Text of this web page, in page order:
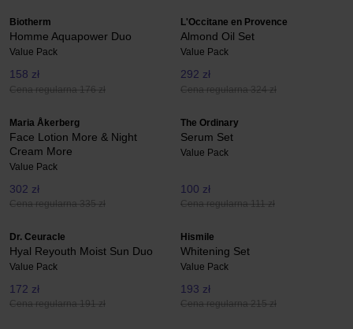
Biotherm
Homme Aquapower Duo
Value Pack
158 zł
Cena regularna 176 zł
L'Occitane en Provence
Almond Oil Set
Value Pack
292 zł
Cena regularna 324 zł
Maria Åkerberg
Face Lotion More & Night
Cream More
Value Pack
302 zł
Cena regularna 335 zł
The Ordinary
Serum Set
Value Pack
100 zł
Cena regularna 111 zł
Dr. Ceuracle
Hyal Reyouth Moist Sun Duo
Value Pack
172 zł
Cena regularna 191 zł
Hismile
Whitening Set
Value Pack
193 zł
Cena regularna 215 zł